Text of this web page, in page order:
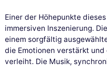
Einer der Höhepunkte
immersiven Inszenierung.
einem sorgfältig
die Emotionen verstärkt und
verleiht. Die Musik,